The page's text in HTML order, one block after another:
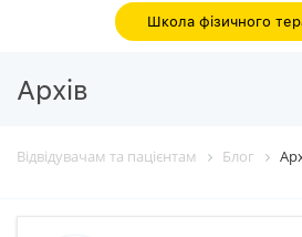
Школа фізичного
Архiв
Відвідувачам та пацієнтам Блог